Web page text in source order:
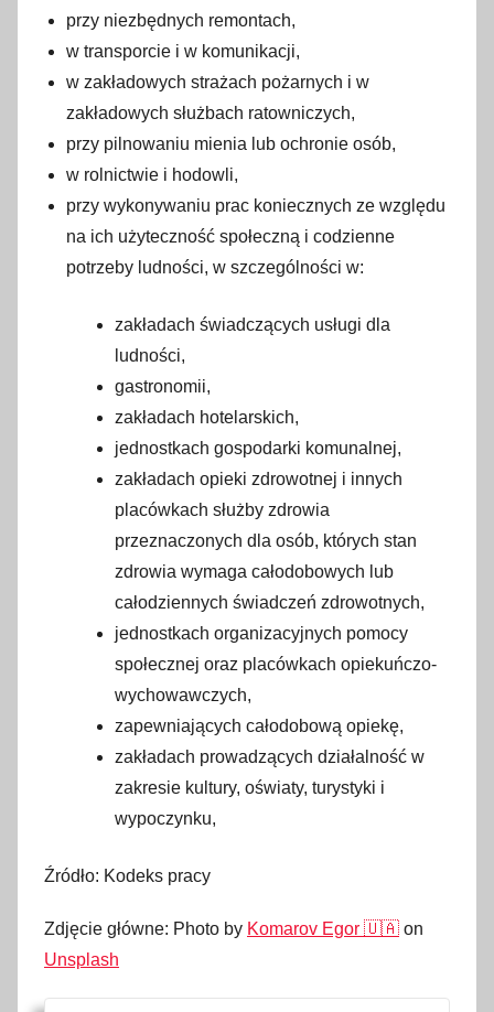
przy niezbędnych remontach,
w transporcie i w komunikacji,
w zakładowych strażach pożarnych i w
zakładowych służbach ratowniczych,
przy pilnowaniu mienia lub ochronie osób,
w rolnictwie i hodowli,
przy wykonywaniu prac koniecznych ze względu
na ich użyteczność społeczną i codzienne
potrzeby ludności, w szczególności w:
zakładach świadczących usługi dla
ludności,
gastronomii,
zakładach hotelarskich,
jednostkach gospodarki komunalnej,
zakładach opieki zdrowotnej i innych
placówkach służby zdrowia
przeznaczonych dla osób, których stan
zdrowia wymaga całodobowych lub
całodziennych świadczeń zdrowotnych,
jednostkach organizacyjnych pomocy
społecznej oraz placówkach opiekuńczo-
wychowawczych,
zapewniających całodobową opiekę,
zakładach prowadzących działalność w
zakresie kultury, oświaty, turystyki i
wypoczynku,
Źródło: Kodeks pracy
Zdjęcie główne: Photo by Komarov Egor 🇺🇦 on
Unsplash